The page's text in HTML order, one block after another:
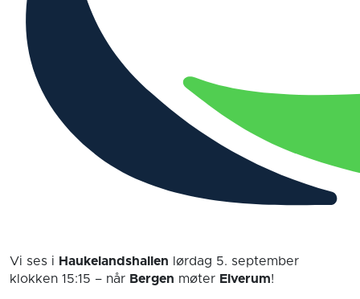
Vi ses i Haukelandshallen lørdag 5. september
klokken 15:15 – når Bergen møter Elverum!